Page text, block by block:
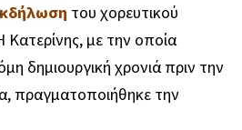
του χορευτικού
με την οποία
δημιουργική χρονιά πριν την
πραγματοποιήθηκε την